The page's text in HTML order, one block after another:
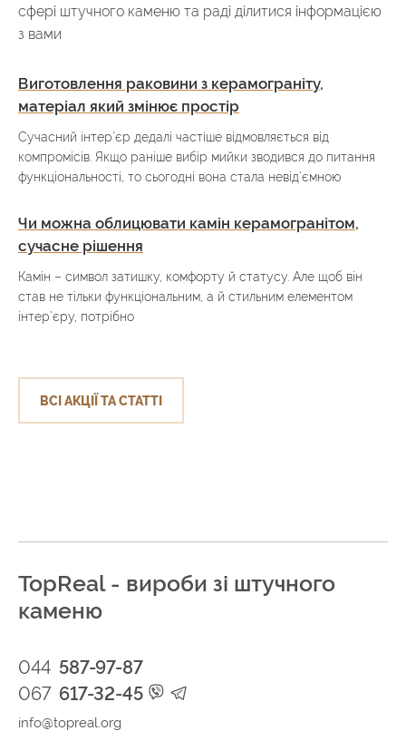
сфері штучного каменю та раді ділитися інформацією
з вами
Виготовлення раковини з керамограніту,
матеріал який змінює простір
Сучасний інтер’єр дедалі частіше відмовляється від
компромісів. Якщо раніше вибір мийки зводився до питання
функціональності, то сьогодні вона стала невід’ємною
Чи можна облицювати камін керамогранітом,
сучасне рішення
Камін – символ затишку, комфорту й статусу. Але щоб він
став не тільки функціональним, а й стильним елементом
інтер’єру, потрібно
ВСІ АКЦІЇ ТА СТАТТІ
TopReal - вироби зі штучного
каменю
044 587-97-87
067 617-32-45
info@topreal.org